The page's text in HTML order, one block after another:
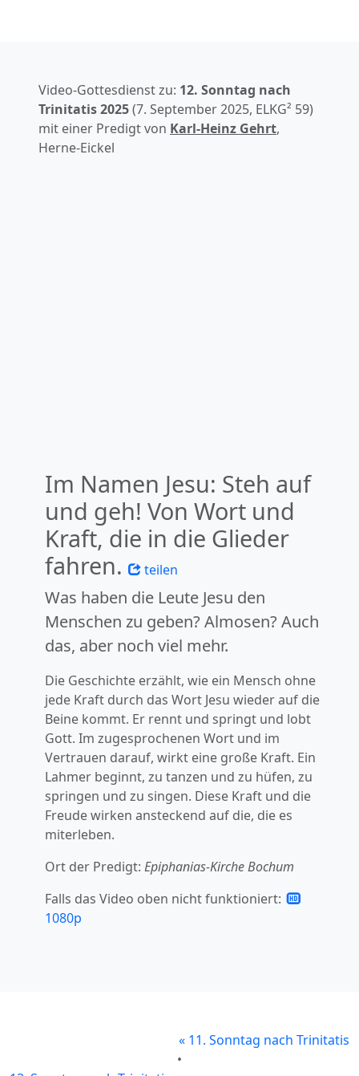
Video-Gottesdienst zu: 12. Sonntag nach
Trinitatis2025(7. September 2025, ELKG² 59)
mit einer Predigt von Karl-Heinz Gehrt,
Herne-Eickel
Im Namen Jesu: Steh auf
und geh! Von Wort und
Kraft, die in die Glieder
fahren.
teilen
Was haben die Leute Jesu den
Menschen zu geben? Almosen? Auch
das, aber noch viel mehr.
Die Geschichte erzählt, wie ein Mensch ohne
jede Kraft durch das Wort Jesu wieder auf die
Beine kommt. Er rennt und springt und lobt
Gott. Im zugesprochenen Wort und im
Vertrauen darauf, wirkt eine große Kraft. Ein
Lahmer beginnt, zu tanzen und zu hüfen, zu
springen und zu singen. Diese Kraft und die
Freude wirken ansteckend auf die, die es
miterleben.
Ort der Predigt: Epiphanias-Kirche Bochum
Falls das Video oben nicht funktioniert:
1080p
« 11. Sonntag nach Trinitatis
•